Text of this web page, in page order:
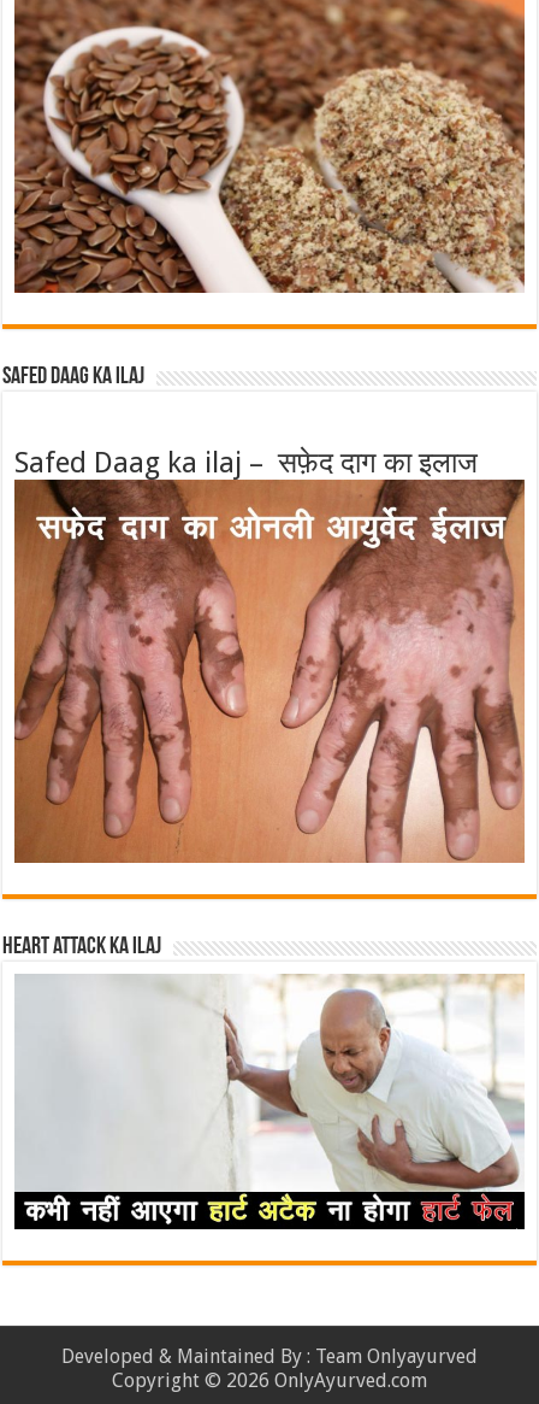
Safed Daag ka ilaj
Safed Daag ka ilaj – सफ़ेद दाग का इलाज
Heart attack ka ilaj
Developed & Maintained By : Team Onlyayurved
Copyright © 2026 OnlyAyurved.com